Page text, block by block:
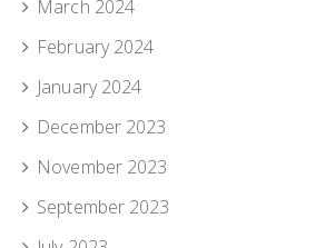
March 2024
February 2024
January 2024
December 2023
November 2023
September 2023